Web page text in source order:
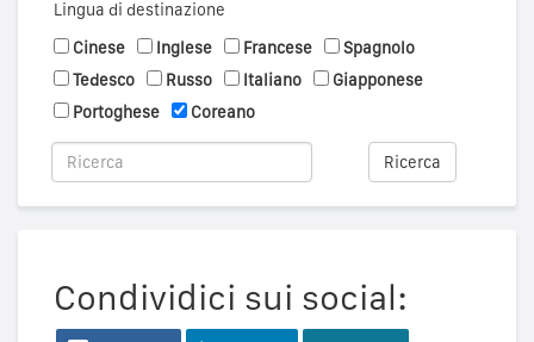
Lingua di destinazione
Cinese
Inglese Francese
Spagnolo
Tedesco
Russo Italiano
Giapponese
Portoghese
Coreano
Ricerca
Condividici sui social: